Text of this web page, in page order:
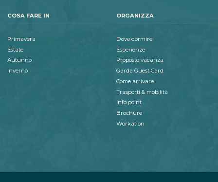
COSA FARE IN
Primavera
Estate
Autunno
Inverno
ORGANIZZA
Dove dormire
Esperienze
Proposte vacanza
Garda Guest Card
Come arrivare
Trasporti & mobilità
Info point
Brochure
Workation